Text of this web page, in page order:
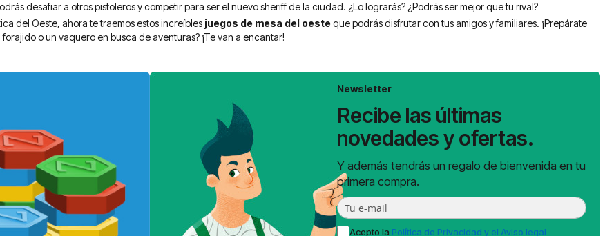
desafiar a otros pistoleros y competir para ser el nuevo sheriff de la ciudad. ¿Lo lograrás? ¿Podrás ser mejor que tu rival?
del Oeste, ahora te traemos estos increíblesjuegos de mesa del oeste que podrás disfrutar con tus amigos y familiares. ¡Prepárate
o un vaquero en busca de aventuras? ¡Te van a encantar!
Newsletter
Recibe las últimas
novedades y ofertas.
Y además tendrás un regalo de bienvenida en tu
primera compra.
Acepto la Política de Privacidad y el Aviso legal